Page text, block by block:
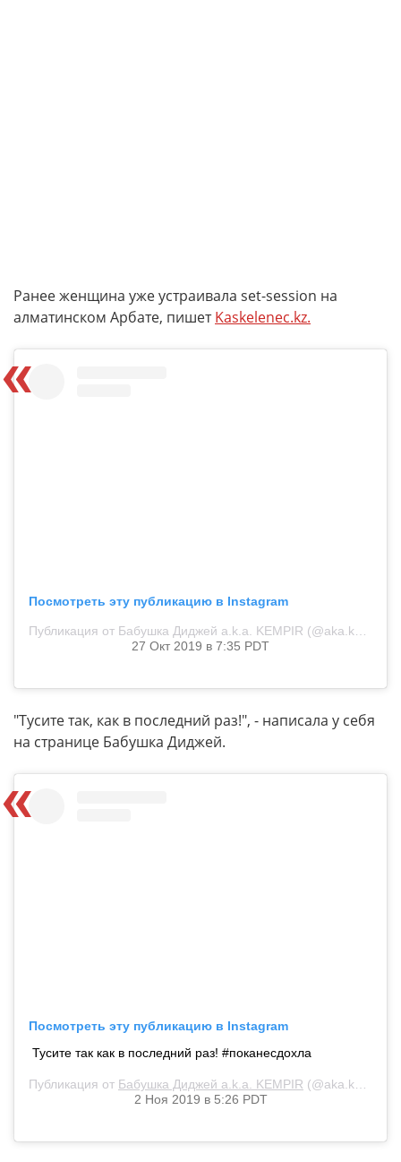
Ранее женщина уже устраивала set-session на
алматинском Арбате, пишетKaskelenec.kz.
Посмотреть эту публикацию в Instagram
27 Окт 2019 в 7:35 PDT
"Тусите так, как в последний раз!", - написала у себя
на странице Бабушка Диджей.
Посмотреть эту публикацию в Instagram
Тусите так как в последний раз! #поканесдохла
Публикация от Бабушка Диджей a.k.a. KEMPIR (@aka.kempir)
2 Ноя 2019 в 5:26 PDT